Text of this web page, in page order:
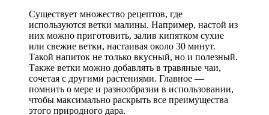
Существует множество рецептов, где
используются ветки малины. Например, настой из
них можно приготовить, залив кипятком сухие
или свежие ветки, настаивая около 30 минут.
Такой напиток не только вкусный, но и полезный.
Также ветки можно добавлять в травяные чаи,
сочетая с другими растениями. Главное —
помнить о мере и разнообразии в использовании,
чтобы максимально раскрыть все преимущества
этого природного дара.